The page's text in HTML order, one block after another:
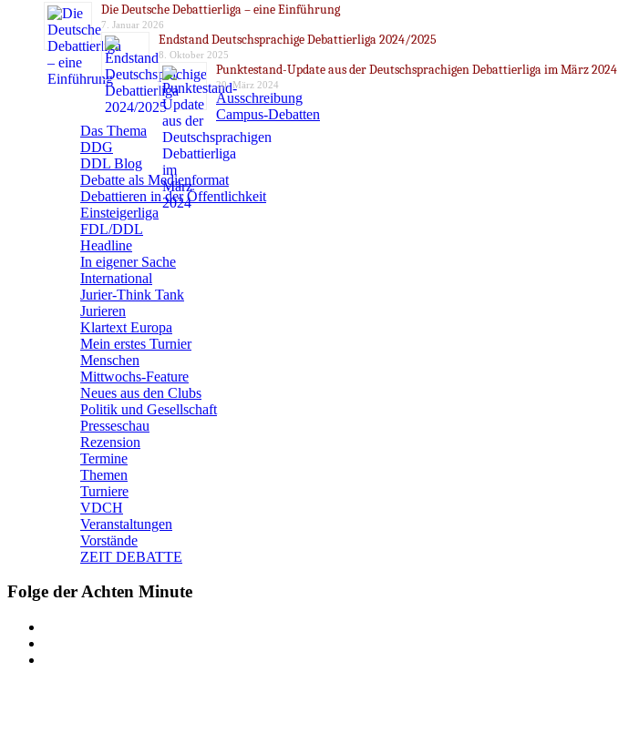
Die Deutsche Debattierliga – eine Einführung
7. Januar 2026
Endstand Deutschsprachige Debattierliga 2024/2025
8. Oktober 2025
Punktestand-Update aus der Deutschsprachigen Debattierliga im März 2024
20. März 2024
Ausschreibung
Campus-Debatten
Das Thema
DDG
DDL Blog
Debatte als Medienformat
Debattieren in der Öffentlichkeit
Einsteigerliga
FDL/DDL
Headline
In eigener Sache
International
Jurier-Think Tank
Jurieren
Klartext Europa
Mein erstes Turnier
Menschen
Mittwochs-Feature
Neues aus den Clubs
Politik und Gesellschaft
Presseschau
Rezension
Termine
Themen
Turniere
VDCH
Veranstaltungen
Vorstände
ZEIT DEBATTE
Folge der Achten Minute